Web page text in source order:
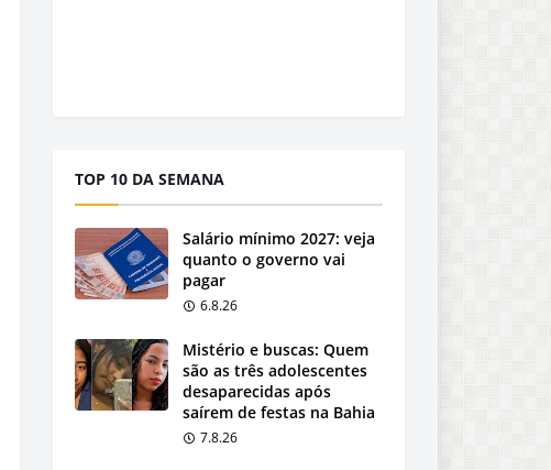
TOP 10 DA SEMANA
Salário mínimo 2027: veja
quanto o governo vai
pagar
6.8.26
Mistério e buscas: Quem
são as três adolescentes
desaparecidas após
saírem de festas na Bahia
7.8.26